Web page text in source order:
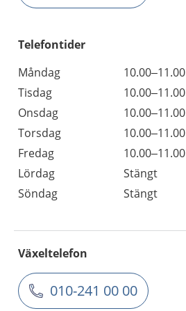
Telefontider
Måndag
10.00–11.00
Tisdag
10.00–11.00
Onsdag
10.00–11.00
Torsdag
10.00–11.00
Fredag
10.00–11.00
Lördag
Stängt
Söndag
Stängt
Växeltelefon
010-241 00 00